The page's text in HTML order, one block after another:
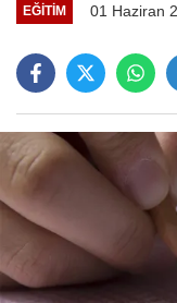
EĞITIM 01 Haziran